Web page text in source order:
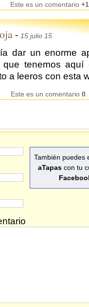
Este es un comentario +1
- 15 julio 15
dar un enorme
que tenemos aquí
a leeros con esta
Este es un comentario 0
También puedes
aTapascon tu